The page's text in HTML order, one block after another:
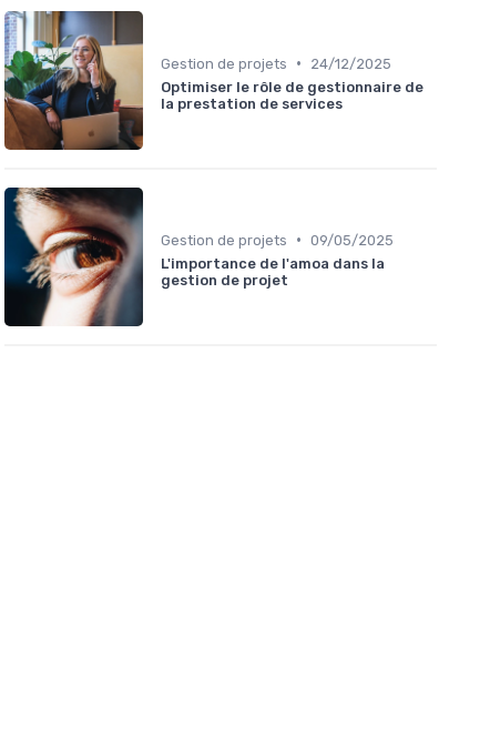
Gestion de projets •
24/12/2025
Optimiser le rôle de gestionnaire de
la prestation de services
Gestion de projets • 09/05/2025
L'importance de l'amoa dans la
gestion de projet